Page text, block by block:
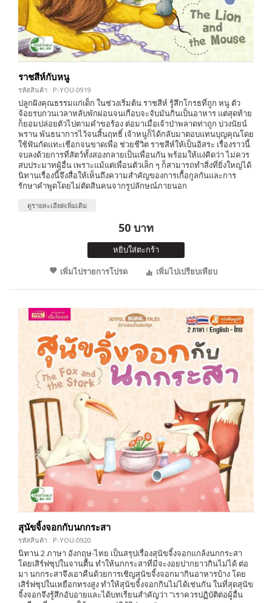
ราชสีห์กับหนู
รหัสสินค้า : P-YOU-0919
ปลูกฝังคุณธรรมแก่เด็ก ในช่วงเริ่มต้น ราชสีห์ รู้สึกโกรธที่ถูก หนู ตัว
จ้อยรบกวนเวลาหลับพักผ่อนจนเกือบจะจับมันกินเป็นอาหาร แต่สุดท้าย
ก็ยอมปล่อยตัวไปตามคำขอร้อง ต่อมาเมื่อเจ้าป่าพลาดท่าถูก บ่วงนัยน์
พราน พันธนาการไว้จนสิ้นฤทธิ์ เจ้าหนูก็ได้กลับมาตอบแทนบุญคุณโดย
ใช้ฟันกัดแทะเชือกจนขาดเพื่อ ช่วยชีวิต ราชสีห์ให้เป็นอิสระ เรื่องราวนี้
จบลงด้วยการที่สัตว์ทั้งสองกลายเป็นเพื่อนกัน พร้อมให้แง่คิดว่า ไม่ควร
สบประมาทผู้อื่น เพราะแม้แต่เพื่อนตัวเล็ก ๆ ก็สามารถทำสิ่งที่ยิ่งใหญ่ได้
นิทานเรื่องนี้จึงสื่อให้เห็นถึงความสำคัญของการเกื้อกูลกันและการ
รักษาคำพูดโดยไม่ตัดสินคนจากรูปลักษณ์ภายนอก
ดูรายละเอียดเพิ่มเติม
50 บาท
หยิบใส่ตะกร้า
เพิ่มไปรายการโปรด
เพิ่มไปเปรียบเทียบ
สุนัขจิ้งจอกกับนกกระสา
รหัสสินค้า : P-YOU-0920
นิทาน 2 ภาษา อังกฤษ-ไทย เป็นสรุปเรื่องสุนัขจิ้งจอกแกล้งนกกระสา
โดยเสิร์ฟซุปในจานตื้น ทำให้นกกระสาที่มีจะงอยปากยาวกินไม่ได้ ต่อ
มา นกกระสาจึงเอาคืนด้วยการเชิญสุนัขจิ้งจอกมากินอาหารบ้าง โดย
เสิร์ฟซุปในเหยือกทรงสูง ทำให้สุนัขจิ้งจอกกินไม่ได้เช่นกัน ในที่สุดสุนัข
จิ้งจอกจึงรู้สึกอับอายและได้บทเรียนสำคัญว่า "เราควรปฏิบัติต่อผู้อื่น